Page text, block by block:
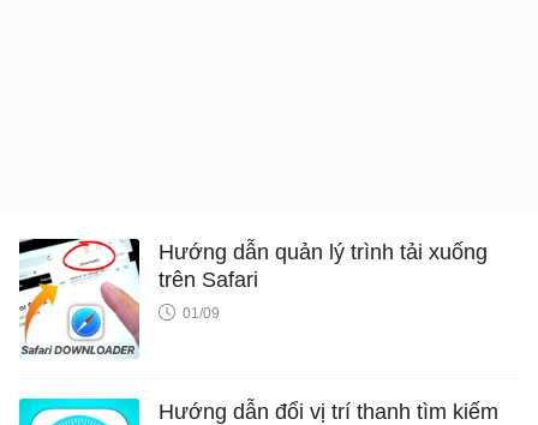
Hướng dẫn quản lý trình tải xuống
trên Safari
01/09
Hướng dẫn đổi vị trí thanh tìm kiếm